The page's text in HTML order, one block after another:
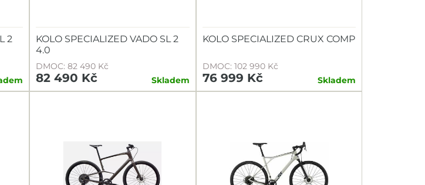
2
KOLO SPECIALIZED VADO SL 2
4.0
DMOC: 82 490 Kč
82 490 Kč Skladem
KOLO SPECIALIZED CRUX COMP
DMOC: 102 990 Kč
76 999 Kč Skladem